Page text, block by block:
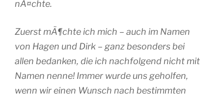
nÃ¤chte.
Zuerst mÃ¶chte ich mich – auch im Namen
von Hagen und Dirk – ganz besonders bei
allen bedanken, die ich nachfolgend nicht mit
Namen nenne! Immer wurde uns geholfen,
wenn wir einen Wunsch nach bestimmten